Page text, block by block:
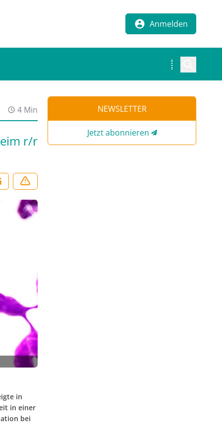
Anmelden
4 Min
r/r
in
in einer
bei
NEWSLETTER
Jetzt abonnieren